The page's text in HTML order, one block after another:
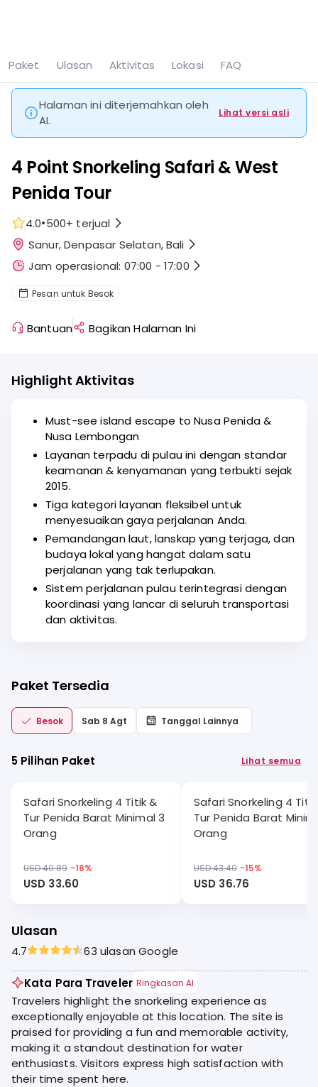
Beranda Denpasar
Halaman ini diterjemahkan oleh
AI.
Lihat versi asli
Paket Ulasan Aktivitas Lokasi FAQ
4 Point Snorkeling Safari & West
Penida Tour
4.0•500+ terjual
Sanur, Denpasar Selatan, Bali
Jam operasional: 07:00 - 17:00
Pesan untuk Besok
Bantuan Bagikan Halaman Ini
Highlight Aktivitas
Must-see island escape to Nusa Penida &
Nusa Lembongan
Layanan terpadu di pulau ini dengan standar
keamanan & kenyamanan yang terbukti sejak
2015.
Tiga kategori layanan fleksibel untuk
menyesuaikan gaya perjalanan Anda.
Pemandangan laut, lanskap yang terjaga, dan
budaya lokal yang hangat dalam satu
perjalanan yang tak terlupakan.
Sistem perjalanan pulau terintegrasi dengan
koordinasi yang lancar di seluruh transportasi
dan aktivitas.
Paket Tersedia
Besok Sab 8 Agt Tanggal Lainnya
5 Pilihan Paket Lihat semua
Safari Snorkeling 4 Titik &
Tur Penida Barat Minimal 3
Orang
USD 40.89 -18%
USD 33.60
Safari Snorkeling 4
Tur Penida Barat
Orang
USD 43.40 -15%
USD 36.76
Ulasan
4.7 63 ulasan Google
Kata Para Traveler Ringkasan AI
Travelers highlight the snorkeling experience as
exceptionally enjoyable at this location. The site is
praised for providing a fun and memorable activity,
making it a standout destination for water
enthusiasts. Visitors express high satisfaction with
their time spent here.